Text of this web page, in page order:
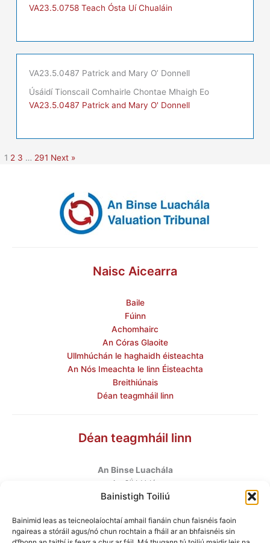
Bainistigh Toiliú
Bainimid leas as teicneolaíochtaí amhail fianáin chun faisnéis faoin
ngaireas a stóráil agus/nó chun rochtain a fháil ar an bhfaisnéis sin
VA23.5.0758 Teach Ósta Uí Chualáin
VA23.5.0487 Patrick and Mary O’ Donnell
Úsáidí Tionscail Comhairle Chontae Mhaigh Eo
VA23.5.0487 Patrick and Mary O' Donnell
1 2 3 … 291 Next »
Naisc Aicearra
Baile
Fúinn
Achomhairc
An Córas Glaoite
Ullmhúchán le haghaidh éisteachta
An Nós Imeachta le linn Éisteachta
Breithiúnais
Déan teagmháil linn
Déan teagmháil linn
An Binse Luachála
An 6úhUrlár
Halla Mhargadh na Feirme
Baile Átha Cliath 7
D07 AEF4